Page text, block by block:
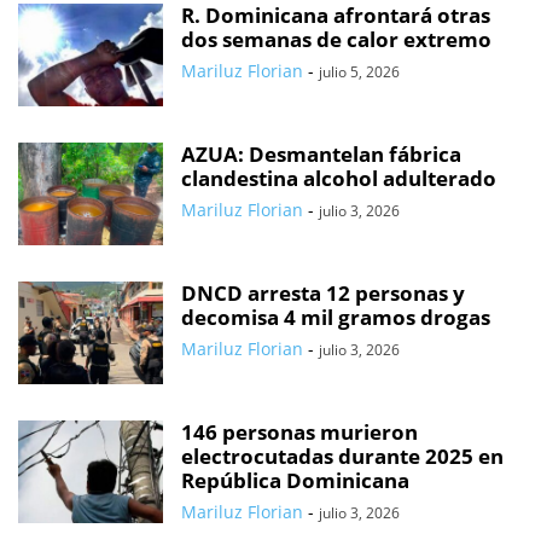
R. Dominicana afrontará otras
dos semanas de calor extremo
Mariluz Florian - julio 5, 2026
AZUA: Desmantelan fábrica
clandestina alcohol adulterado
Mariluz Florian - julio 3, 2026
DNCD arresta 12 personas y
decomisa 4 mil gramos drogas
Mariluz Florian - julio 3, 2026
146 personas murieron
electrocutadas durante 2025 en
República Dominicana
Mariluz Florian - julio 3, 2026